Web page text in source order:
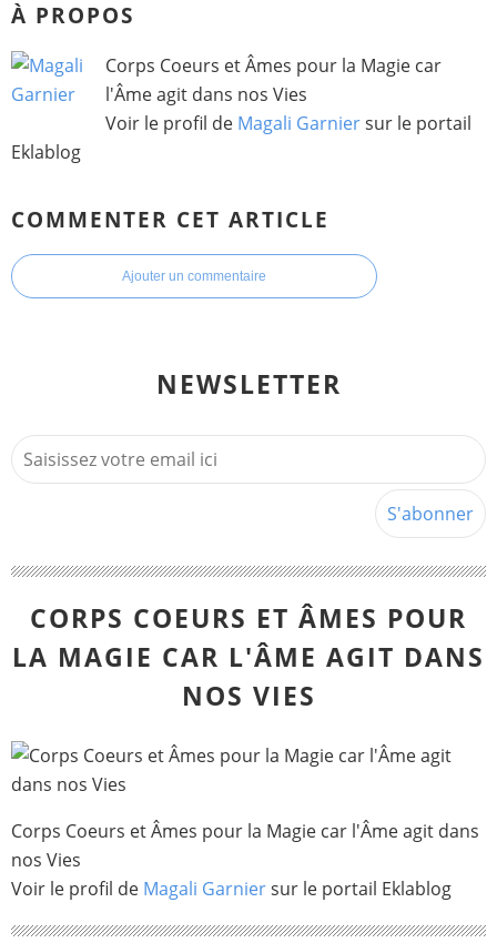
À PROPOS
Corps Coeurs et Âmes pour la Magie car
l'Âme agit dans nos Vies
Voir le profil de Magali Garniersur le portail
Eklablog
COMMENTER CET ARTICLE
Ajouter un commentaire
NEWSLETTER
CORPS COEURS ET ÂMES POUR
LA MAGIE CAR L'ÂME AGIT DANS
NOS VIES
Corps Coeurs et Âmes pour la Magie car l'Âme agit dans
nos Vies
Voir le profil de Magali Garniersur le portail Eklablog